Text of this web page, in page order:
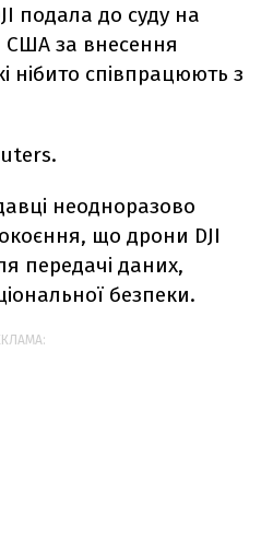
подала до суду на
США за внесення
нібито співпрацюють з
неодноразово
що дрони DJI
передачі даних,
безпеки.